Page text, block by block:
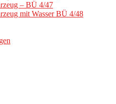
– BÜ 4/47
mit Wasser BÜ 4/48